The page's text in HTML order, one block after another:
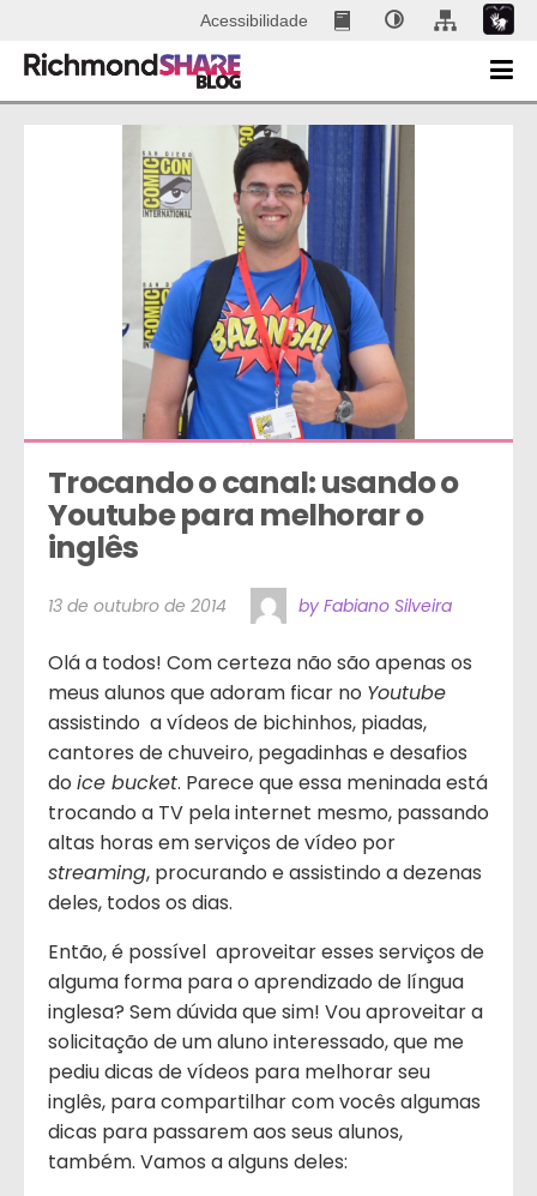
Acessibilidade
Trocando o canal: usando o
Youtube para melhorar o
inglês
13 de outubro de 2014 by Fabiano Silveira
Olá a todos! Com certeza não são apenas os
meus alunos que adoram ficar no Youtube
assistindo a vídeos de bichinhos, piadas,
cantores de chuveiro, pegadinhas e desafios
do ice bucket. Parece que essa meninada está
trocando a TV pela internet mesmo, passando
altas horas em serviços de vídeo por
streaming, procurando e assistindo a dezenas
deles, todos os dias.
Então, é possível aproveitar esses serviços de
alguma forma para o aprendizado de língua
inglesa? Sem dúvida que sim! Vou aproveitar a
solicitação de um aluno interessado, que me
pediu dicas de vídeos para melhorar seu
inglês, para compartilhar com vocês algumas
dicas para passarem aos seus alunos,
também. Vamos a alguns deles: